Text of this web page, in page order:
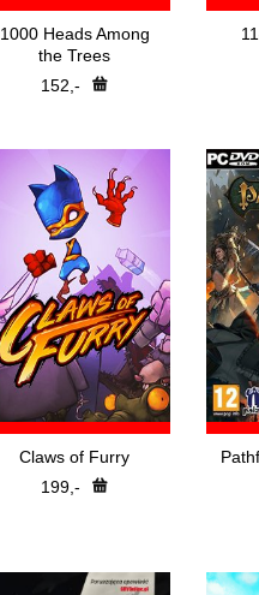
1000 Heads Among
the Trees
152,-
Claws of Furry
199,-